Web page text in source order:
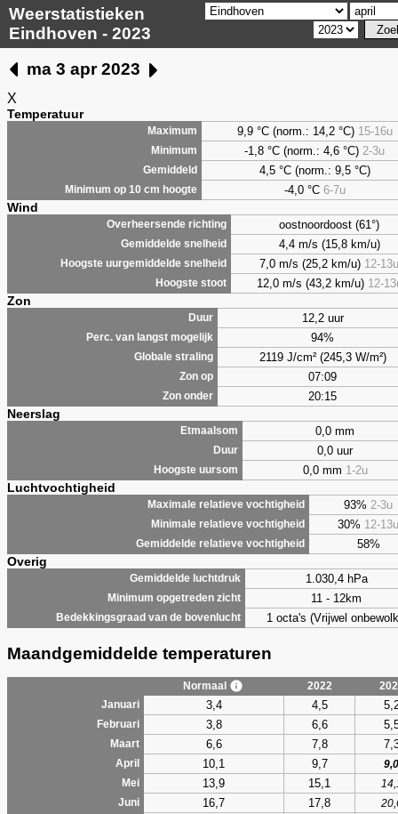
Weerstatistieken
Eindhoven - 2023
ma 3 apr 2023
X
Temperatuur
Maximum 9,9°C (norm.: 14,2 °C) 15-16u
Minimum -1,8 °C (norm.: 4,6 °C) 2-3u
Gemiddeld 4,5°C (norm.: 9,5 °C)
Minimum op 10 cm hoogte -4,0 °C 6-7u
Wind
Overheersende richting oostnoordoost (61°)
Gemiddelde snelheid 4,4 m/s (15,8 km/u)
Hoogste uurgemiddelde snelheid 7,0 m/s (25,2 km/u) 12-13u
Hoogste stoot 12,0 m/s (43,2 km/u) 12-
Zon
Duur 12,2 uur
Perc. van langst mogelijk 94%
Globale straling 2119 J/cm² (245,3 W/m²)
Zon op 07:09
Zon onder 20:15
Neerslag
Etmaalsom 0,0 mm
Duur 0,0 uur
Hoogste uursom 0,0 mm 1-2u
Luchtvochtigheid
Maximale relatieve vochtigheid 93% 2-3u
Minimale relatieve vochtigheid 30% 12-13u
Gemiddelde relatieve vochtigheid 58%
Overig
Gemiddelde luchtdruk 1.030,4 hPa
Minimum opgetreden zicht 11 - 12km
Bedekkingsgraad van de bovenlucht 1 octa's (Vrijwel
Maandgemiddelde temperaturen
Normaal 2022
Januari
3,4 4,5
Februari 3,8 6,6
Maart 6,6 7,8
April 10,1 9,7
9,0
Mei
13,9 15,1
Juni
16,7 17,8